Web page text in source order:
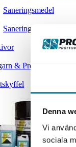
Denna
Vi
sociala
Saneringsmedel
Saneringsväskor
& Pressgarn